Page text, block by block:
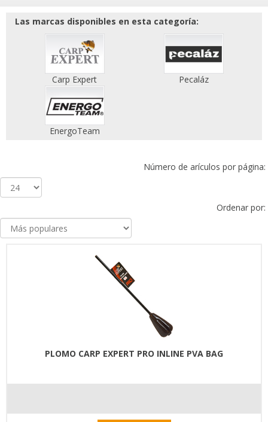
Las marcas disponibles en esta categoría:
Carp Expert Pecaláz
EnergoTeam
Número de arículos por página:
Ordenar por:
PLOMO CARP EXPERT PRO INLINE PVA BAG